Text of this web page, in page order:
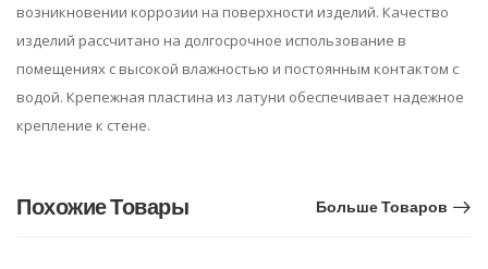
возникновении коррозии на поверхности изделий. Качество
изделий рассчитано на долгосрочное использование в
помещениях с высокой влажностью и постоянным контактом с
водой. Крепежная пластина из латуни обеспечивает надежное
крепление к стене.
Похожие Товары Больше Товаров